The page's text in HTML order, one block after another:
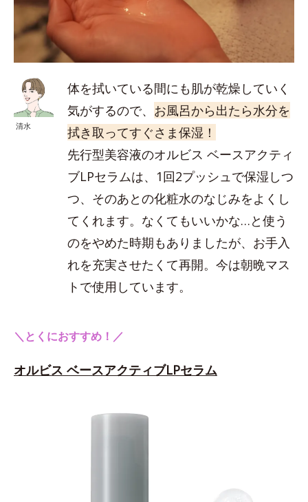
清水
体を拭いている間にも肌が乾燥していく
気がするので、 お風呂から出たら水分を
拭き取ってすぐさま保湿！
先行型美容液のオルビス ベースアクティ
ブLPセラムは、1回2プッシュで保湿しつ
つ、そのあとの化粧水のなじみをよくし
てくれます。なくてもいいかな…と使う
のをやめた時期もありましたが、お手入
れを充実させたくて再開。今は朝晩マス
トで使用しています。
＼とくにおすすめ！／
オルビス ベースアクティブLPセラム